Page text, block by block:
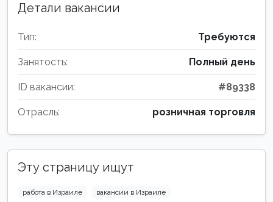
Детали вакансии
Тип: Требуются
Занятость: Полный день
ID вакансии: #89338
Отрасль: розничная торговля
Эту страницу ищут
работа в Израиле
вакансии в Израиле